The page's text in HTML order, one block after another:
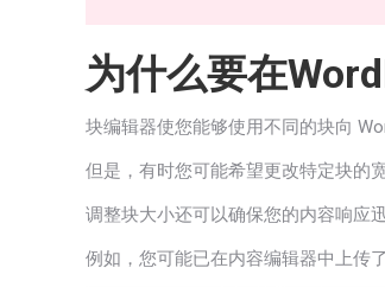
为什么要在
块编辑器使您能够使用不同的块向
但是，有时您可能希望更改特定块的
调整块大小还可以确保您的内容响应
例如，您可能已在内容编辑器中上传